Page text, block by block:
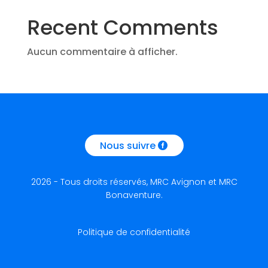
Recent Comments
Aucun commentaire à afficher.
Nous suivre
2026 - Tous droits réservés, MRC Avignon et MRC
Bonaventure.
Politique de confidentialité